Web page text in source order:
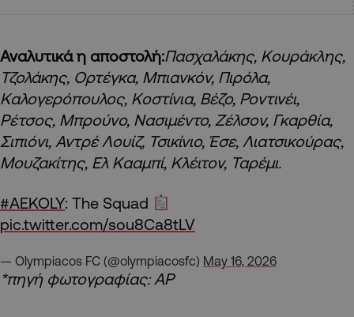
Αναλυτικά η αποστολή:Πασχαλάκης, Κουράκλης,
Τζολάκης, Ορτέγκα, Μπιανκόν, Πιρόλα,
Καλογερόπουλος, Κοστίνια, Βέζο, Ροντινέι,
Ρέτσος, Μπρούνο, Νασιμέντο, Ζέλσον, Γκαρθία,
Σιπιόνι, Αντρέ Λουίζ, Τσικίνιο, Έσε, Λιατσικούρας,
Μουζακίτης, Ελ Κααμπί, Κλέιτον, Ταρέμι.
#AEKOLY: The Squad
pic.twitter.com/sou8Ca8tLV
— Olympiacos FC (@olympiacosfc) May 16, 2026
*πηγή φωτογραφίας: AP